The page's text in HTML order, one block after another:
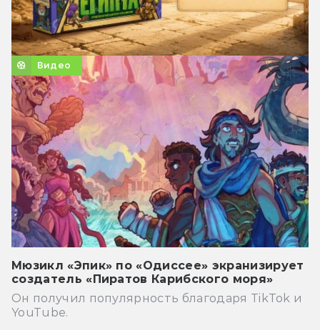
Видео
Мюзикл «Эпик» по «Одиссее» экранизирует
создатель «Пиратов Карибского моря»
Он получил популярность благодаря TikTok и
YouTube.